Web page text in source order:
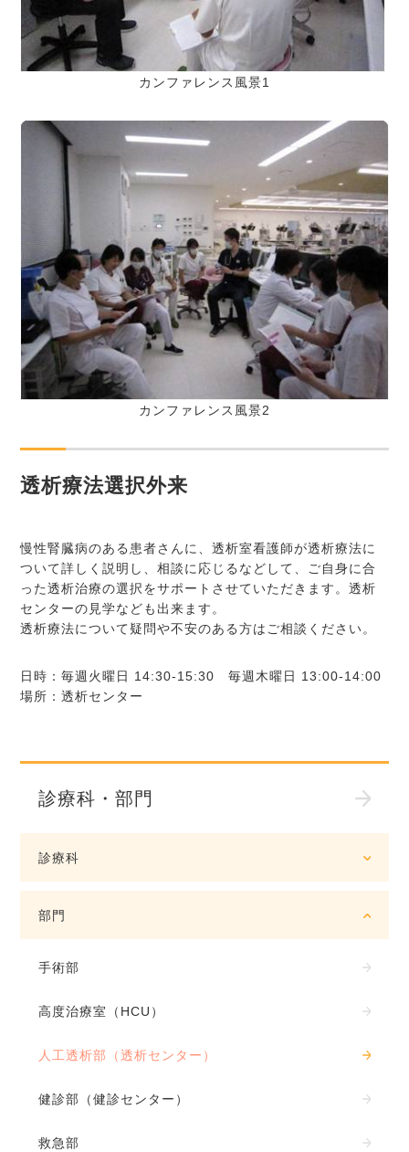
診療科・部門
診療科
部門
手術部
高度治療室（HCU）
人工透析部（透析センター）
健診部（健診センター）
救急部
カンファレンス風景1
カンファレンス風景2
透析療法選択外来
慢性腎臓病のある患者さんに、透析室看護師が透析療法に
ついて詳しく説明し、相談に応じるなどして、ご自身に合
った透析治療の選択をサポートさせていただきます。透析
センターの見学なども出来ます。
透析療法について疑問や不安のある方はご相談ください。
日時：毎週火曜日 14:30-15:30 毎週木曜日 13:00-14:00
場所：透析センター